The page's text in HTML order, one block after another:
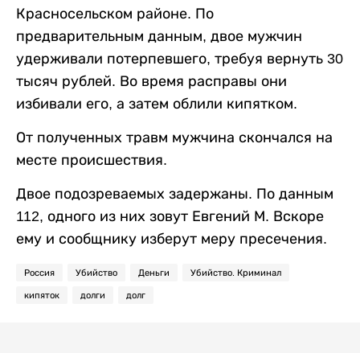
Красносельском районе. По
предварительным данным, двое мужчин
удерживали потерпевшего, требуя вернуть 30
тысяч рублей. Во время расправы они
избивали его, а затем облили кипятком.
От полученных травм мужчина скончался на
месте происшествия.
Двое подозреваемых задержаны. По данным
112, одного из них зовут Евгений М. Вскоре
ему и сообщнику изберут меру пресечения.
Россия Убийство Деньги Убийство. Криминал
кипяток долги долг